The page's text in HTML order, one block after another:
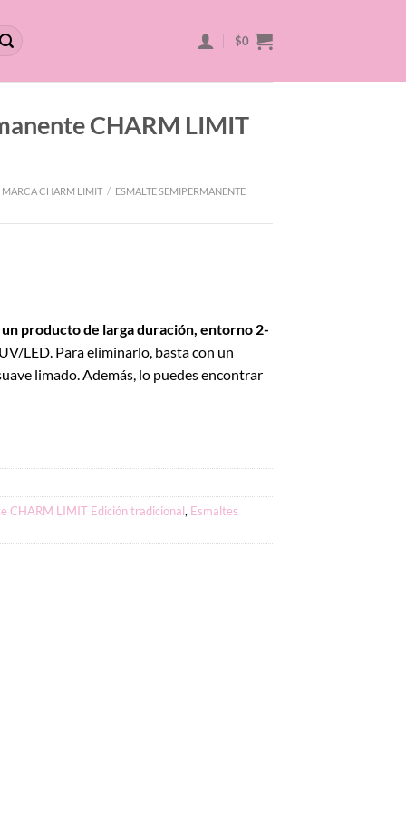
$0
CHARM LIMIT
MARCA CHARM LIMIT / ESMALTE SEMIPERMANENTE
un producto de larga duración, entorno 2-
LED. Para eliminarlo, basta con un
limado. Además, lo puedes encontrar
CHARM LIMIT Edición tradicional, Esmaltes